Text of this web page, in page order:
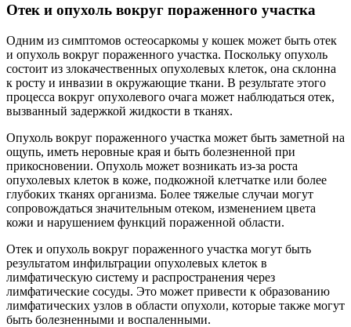
Отек и опухоль вокруг пораженного участка
Одним из симптомов остеосаркомы у кошек может быть отек
и опухоль вокруг пораженного участка. Поскольку опухоль
состоит из злокачественных опухолевых клеток, она склонна
к росту и инвазии в окружающие ткани. В результате этого
процесса вокруг опухолевого очага может наблюдаться отек,
вызванный задержкой жидкости в тканях.
Опухоль вокруг пораженного участка может быть заметной на
ощупь, иметь неровные края и быть болезненной при
прикосновении. Опухоль может возникать из-за роста
опухолевых клеток в коже, подкожной клетчатке или более
глубоких тканях организма. Более тяжелые случаи могут
сопровождаться значительным отеком, изменением цвета
кожи и нарушением функций пораженной области.
Отек и опухоль вокруг пораженного участка могут быть
результатом инфильтрации опухолевых клеток в
лимфатическую систему и распространения через
лимфатические сосуды. Это может привести к образованию
лимфатических узлов в области опухоли, которые также могут
быть болезненными и воспаленными.